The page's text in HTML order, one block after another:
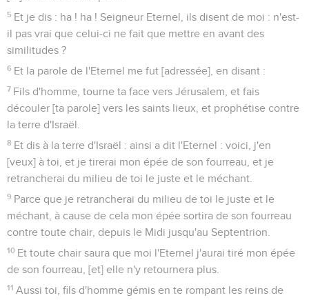
5 Et je dis : ha ! ha ! Seigneur Eternel, ils disent de moi : n'est-
il pas vrai que celui-ci ne fait que mettre en avant des
similitudes ?
6 Et la parole de l'Eternel me fut [adressée], en disant :
7 Fils d'homme, tourne ta face vers Jérusalem, et fais
découler [ta parole] vers les saints lieux, et prophétise contre
la terre d'Israël.
8 Et dis à la terre d'Israël : ainsi a dit l'Eternel : voici, j'en
[veux] à toi, et je tirerai mon épée de son fourreau, et je
retrancherai du milieu de toi le juste et le méchant.
9 Parce que je retrancherai du milieu de toi le juste et le
méchant, à cause de cela mon épée sortira de son fourreau
contre toute chair, depuis le Midi jusqu'au Septentrion.
10 Et toute chair saura que moi l'Eternel j'aurai tiré mon épée
de son fourreau, [et] elle n'y retournera plus.
11 Aussi toi, fils d'homme gémis en te rompant les reins de